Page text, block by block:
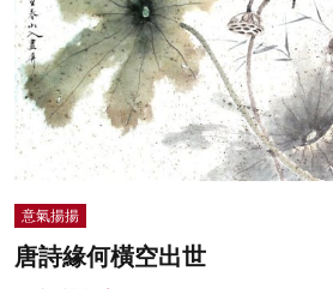
意氣揚揚
唐詩緣何橫空出世